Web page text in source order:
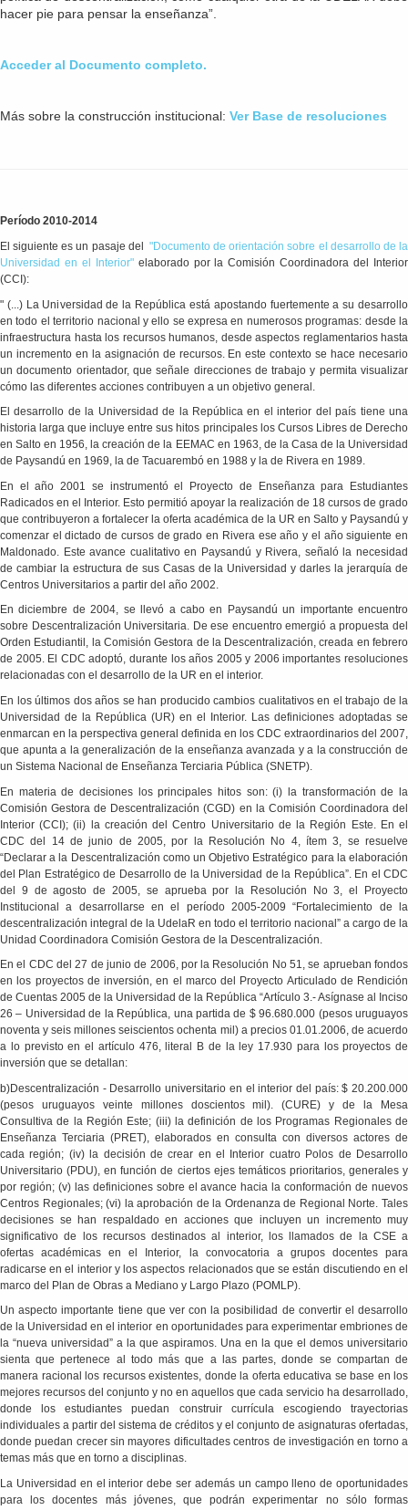
hacer pie para pensar la enseñanza”.
Acceder al Documento completo.
Más sobre la construcción institucional: Ver Base de resoluciones
Período 2010-2014
El siguiente es un pasaje del "Documento de orientación sobre el desarrollo de la
Universidad en el Interior"elaborado por la Comisión Coordinadora del Interior
(CCI):
" (...) La Universidad de la República está apostando fuertemente a su desarrollo
en todo el territorio nacional y ello se expresa en numerosos programas: desde la
infraestructura hasta los recursos humanos, desde aspectos reglamentarios hasta
un incremento en la asignación de recursos. En este contexto se hace necesario
un documento orientador, que señale direcciones de trabajo y permita visualizar
cómo las diferentes acciones contribuyen a un objetivo general.
El desarrollo de la Universidad de la República en el interior del país tiene una
historia larga que incluye entre sus hitos principales los Cursos Libres de Derecho
en Salto en 1956, la creación de la EEMAC en 1963, de la Casa de la Universidad
de Paysandú en 1969, la de Tacuarembó en 1988 y la de Rivera en 1989.
En el año 2001 se instrumentó el Proyecto de Enseñanza para Estudiantes
Radicados en el Interior. Esto permitió apoyar la realización de 18 cursos de grado
que contribuyeron a fortalecer la oferta académica de la UR en Salto y Paysandú y
comenzar el dictado de cursos de grado en Rivera ese año y el año siguiente en
Maldonado. Este avance cualitativo en Paysandú y Rivera, señaló la necesidad
de cambiar la estructura de sus Casas de la Universidad y darles la jerarquía de
Centros Universitarios a partir del año 2002.
En diciembre de 2004, se llevó a cabo en Paysandú un importante encuentro
sobre Descentralización Universitaria. De ese encuentro emergió a propuesta del
Orden Estudiantil, la Comisión Gestora de la Descentralización, creada en febrero
de 2005. El CDC adoptó, durante los años 2005 y 2006 importantes resoluciones
relacionadas con el desarrollo de la UR en el interior.
En los últimos dos años se han producido cambios cualitativos en el trabajo de la
Universidad de la República (UR) en el Interior. Las definiciones adoptadas se
enmarcan en la perspectiva general definida en los CDC extraordinarios del 2007,
que apunta a la generalización de la enseñanza avanzada y a la construcción de
un Sistema Nacional de Enseñanza Terciaria Pública (SNETP).
En materia de decisiones los principales hitos son: (i) la transformación de la
Comisión Gestora de Descentralización (CGD) en la Comisión Coordinadora del
Interior (CCI); (ii) la creación del Centro Universitario de la Región Este. En el
CDC del 14 de junio de 2005, por la Resolución No 4, ítem 3, se resuelve
“Declarar a la Descentralización como un Objetivo Estratégico para la elaboración
del Plan Estratégico de Desarrollo de la Universidad de la República”. En el CDC
del 9 de agosto de 2005, se aprueba por la Resolución No 3, el Proyecto
Institucional a desarrollarse en el período 2005-2009 “Fortalecimiento de la
descentralización integral de la UdelaR en todo el territorio nacional” a cargo de la
Unidad Coordinadora Comisión Gestora de la Descentralización.
En el CDC del 27 de junio de 2006, por la Resolución No 51, se aprueban fondos
en los proyectos de inversión, en el marco del Proyecto Articulado de Rendición
de Cuentas 2005 de la Universidad de la República “Artículo 3.- Asígnase al Inciso
26 – Universidad de la República, una partida de $ 96.680.000 (pesos uruguayos
noventa y seis millones seiscientos ochenta mil) a precios 01.01.2006, de acuerdo
a lo previsto en el artículo 476, literal B de la ley 17.930 para los proyectos de
inversión que se detallan:
b)Descentralización - Desarrollo universitario en el interior del país: $ 20.200.000
(pesos uruguayos veinte millones doscientos mil). (CURE) y de la Mesa
Consultiva de la Región Este; (iii) la definición de los Programas Regionales de
Enseñanza Terciaria (PRET), elaborados en consulta con diversos actores de
cada región; (iv) la decisión de crear en el Interior cuatro Polos de Desarrollo
Universitario (PDU), en función de ciertos ejes temáticos prioritarios, generales y
por región; (v) las definiciones sobre el avance hacia la conformación de nuevos
Centros Regionales; (vi) la aprobación de la Ordenanza de Regional Norte. Tales
decisiones se han respaldado en acciones que incluyen un incremento muy
significativo de los recursos destinados al interior, los llamados de la CSE a
ofertas académicas en el Interior, la convocatoria a grupos docentes para
radicarse en el interior y los aspectos relacionados que se están discutiendo en el
marco del Plan de Obras a Mediano y Largo Plazo (POMLP).
Un aspecto importante tiene que ver con la posibilidad de convertir el desarrollo
de la Universidad en el interior en oportunidades para experimentar embriones de
la “nueva universidad” a la que aspiramos. Una en la que el demos universitario
sienta que pertenece al todo más que a las partes, donde se compartan de
manera racional los recursos existentes, donde la oferta educativa se base en los
mejores recursos del conjunto y no en aquellos que cada servicio ha desarrollado,
donde los estudiantes puedan construir currícula escogiendo trayectorias
individuales a partir del sistema de créditos y el conjunto de asignaturas ofertadas,
donde puedan crecer sin mayores dificultades centros de investigación en torno a
temas más que en torno a disciplinas.
La Universidad en el interior debe ser además un campo lleno de oportunidades
para los docentes más jóvenes, que podrán experimentar no sólo formas